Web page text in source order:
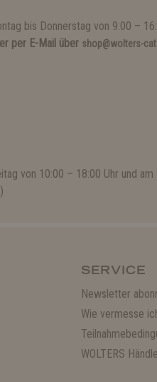
bis Donnerstag von 9:00 –
per E-Mail über shop@wolters-
von 10:00 – 18:00 Uhr und am
)
SERVICE
Newsletter
Wie vermesse
WOLTERS